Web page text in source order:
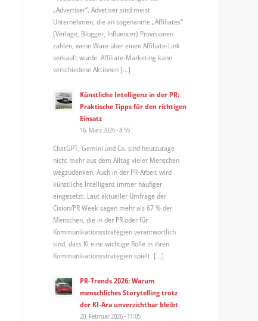
„Advertiser“. Advetiser sind meist
Unternehmen, die an sogenannte „Affiliates“
(Verlage, Blogger, Influencer) Provisionen
zahlen, wenn Ware über einen Affiliate-Link
verkauft wurde. Affiliate-Marketing kann
verschiedene Aktionen […]
Künstliche Intelligenz in der PR:
Praktische Tipps für den richtigen
Einsatz
16. März 2026 - 8:55
ChatGPT, Gemini und Co. sind heutzutage
nicht mehr aus dem Alltag vieler Menschen
wegzudenken. Auch in der PR-Arbeit wird
künstliche Intelligenz immer häufiger
eingesetzt. Laut aktueller Umfrage der
Cision/PR Week sagen mehr als 67 % der
Menschen, die in der PR oder für
Kommunikationsstrategien verantwortlich
sind, dass KI eine wichtige Rolle in ihren
Kommunikationsstrategien spielt. […]
PR-Trends 2026: Warum
menschliches Storytelling trotz
der KI-Ära unverzichtbar bleibt
20. Februar 2026 - 11:05